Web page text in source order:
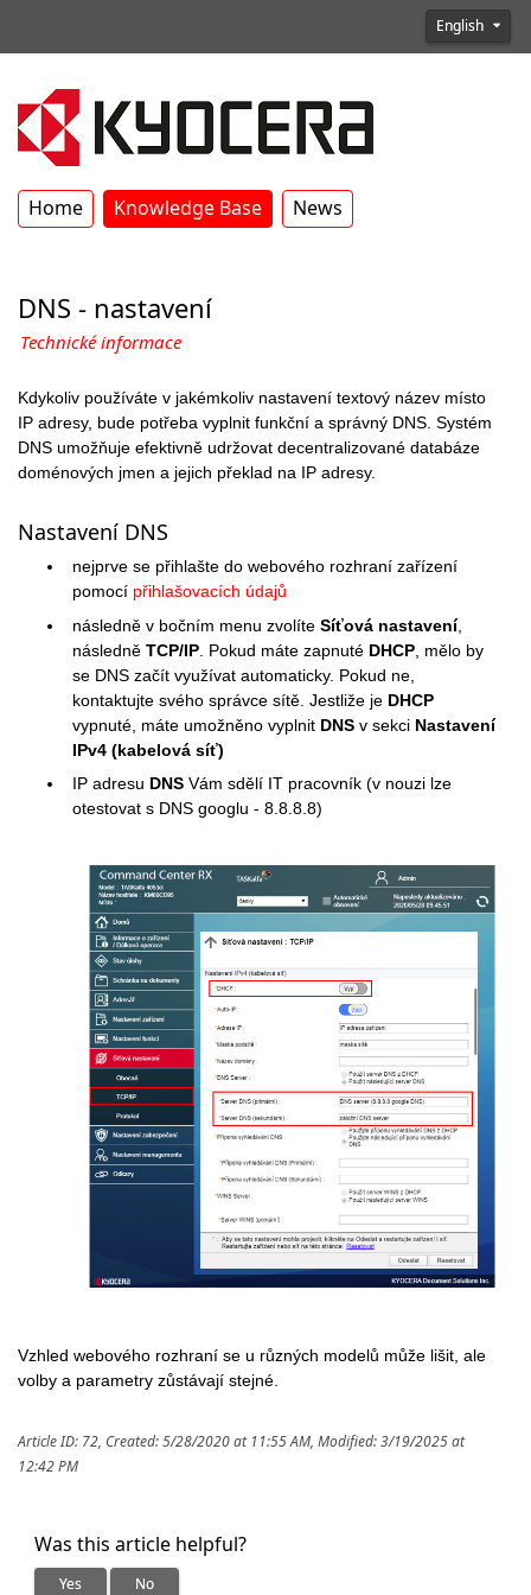
English
Home Knowledge Base News
DNS - nastavení
Technické informace
Kdykoliv používáte v jakémkoliv nastavení textový název místo
IP adresy, bude potřeba vyplnit funkční a správný DNS. Systém
DNS umožňuje efektivně udržovat decentralizované databáze
doménových jmen a jejich překlad na IP adresy.
Nastavení DNS
nejprve se přihlašte do webového rozhraní zařízení
pomocí přihlašovacích údajů
následně v bočním menu zvolíte Síťová nastavení,
následně TCP/IP. Pokud máte zapnuté DHCP, mělo by
se DNS začít využívat automaticky. Pokud ne,
kontaktujte svého správce sítě. Jestliže je DHCP
vypnuté, máte umožněno vyplnit DNS v sekci Nastavení
IPv4 (kabelová síť)
IP adresu DNSVám sdělí IT pracovník (v nouzi lze
otestovat s DNS googlu - 8.8.8.8)
Vzhled webového rozhraní se u různých modelů může lišit, ale
volby a parametry zůstávají stejné.
Article ID: 72, Created: 5/28/2020 at 11:55 AM, Modified: 3/19/2025 at
12:42 PM
Was this article helpful?
Yes No